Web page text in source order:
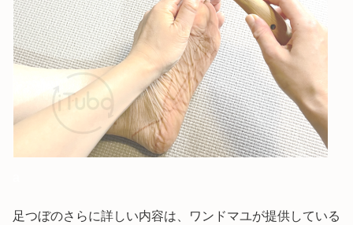
足つぼのさらに詳しい内容は、ワンドマユが提供している